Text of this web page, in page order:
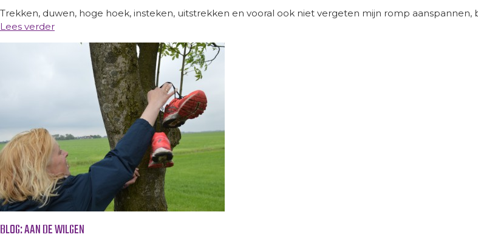
Trekken, duwen, hoge hoek, insteken, uitstrekken en vooral ook niet vergeten mijn romp aanspannen,
Lees verder
BLOG: AAN DE WILGEN